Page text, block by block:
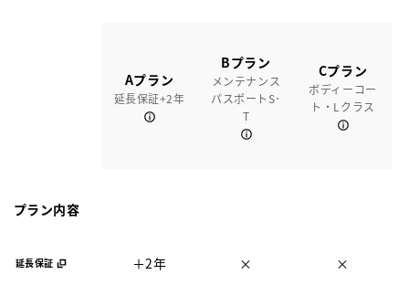
Aプラン
延長保証+2年
Bプラン
メンテナンス
パスポートS･
T
Cプラン
ボディーコー
ト・Lクラス
プラン内容
延長保証 ＋2年 × ×